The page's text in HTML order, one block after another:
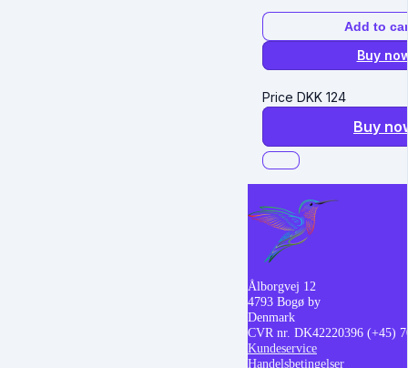
Add to
Buy
Price DKK 124
Buy
Ålborgvej 12
4793 Bogø by
Denmark
CVR nr. DK42220396 (+45)
Kundeservice
Handelsbetingelser